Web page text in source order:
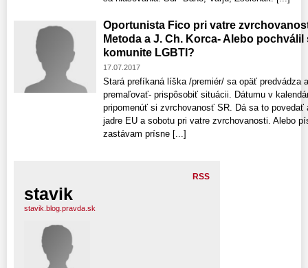
Oportunista Fico pri vatre
Metoda a J. Ch. Korca- Alebo
komunite LGBTI?
17.07.2017
Stará prefíkaná líška /premiér/ sa opäť predvádza
premaľovať- prispôsobiť situácii. Dátumu v
pripomenúť si zvrchovanosť SR. Dá sa to
jadre EU a sobotu pri vatre zvrchovanosti. Alebo
zastávam prísne [...]
RSS
stavik
stavik.blog.pravda.sk